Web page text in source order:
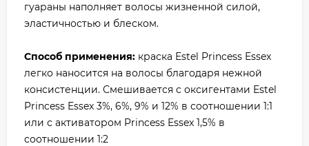
гуараны наполняет волосы жизненной силой,
эластичностью и блеском.
Способ применения: краска Estel Princess Essex
легко наносится на волосы благодаря нежной
консистенции. Смешивается с оксигентами Estel
Princess Essex 3%, 6%, 9% и 12% в соотношении 1:1
или с активатором Princess Essex 1,5% в
соотношении 1:2